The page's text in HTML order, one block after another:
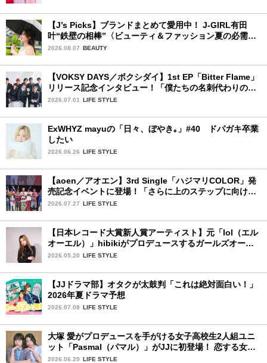
【J’s Picks】ブランドまとめて愛用中！ J-GIRL有田
叶“鉄壁の相棒”〈ビューティ＆ファッション夏の必需
品〉
2026.08.07 BEAUTY
【VOKSY DAYS／ボクシダイ】1st EP「Bitter Flame」
リリース記念インタビュー！「僕たちの名刺代わりのよ
うなアルバム」
2026.07.01 LIFE STYLE
ExWHYZ mayuの「日々、ぼやき｡」#40 ドパガキ卒業
したい
2026.06.26 LIFE STYLE
【aoen／アオエン】3rd Single「ハジマリCOLOR」発
売記念イベントに登場！「さらに上のステップに向けた
新たなハジマリになるように」と爽やかな笑顔で意気込
2026.07.27 LIFE STYLE
【日本レコード大賞新人賞アーティスト】元「lol（エル
オーエル）」hibikiがプロデュースするガールズオーデ
ィションが始動！ 応募は5月31日（日）まで
2026.05.20 LIFE STYLE
【JJドラマ部】オタクが太鼓判「これは絶対面白い！」
2026年夏ドラマ予想
2026.07.08 LIFE STYLE
大塚 愛がプロデュースを手がける女子高校生2人組ユニ
ット「Pasmal（パマル）」がJJに初登場！ 恋する女の
コのキュンキュンする感情を歌った最新曲「BULL」を
2026.06.29 LIFE STYLE